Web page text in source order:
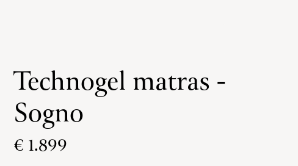
Technogel matras -
Sogno
€ 1.899